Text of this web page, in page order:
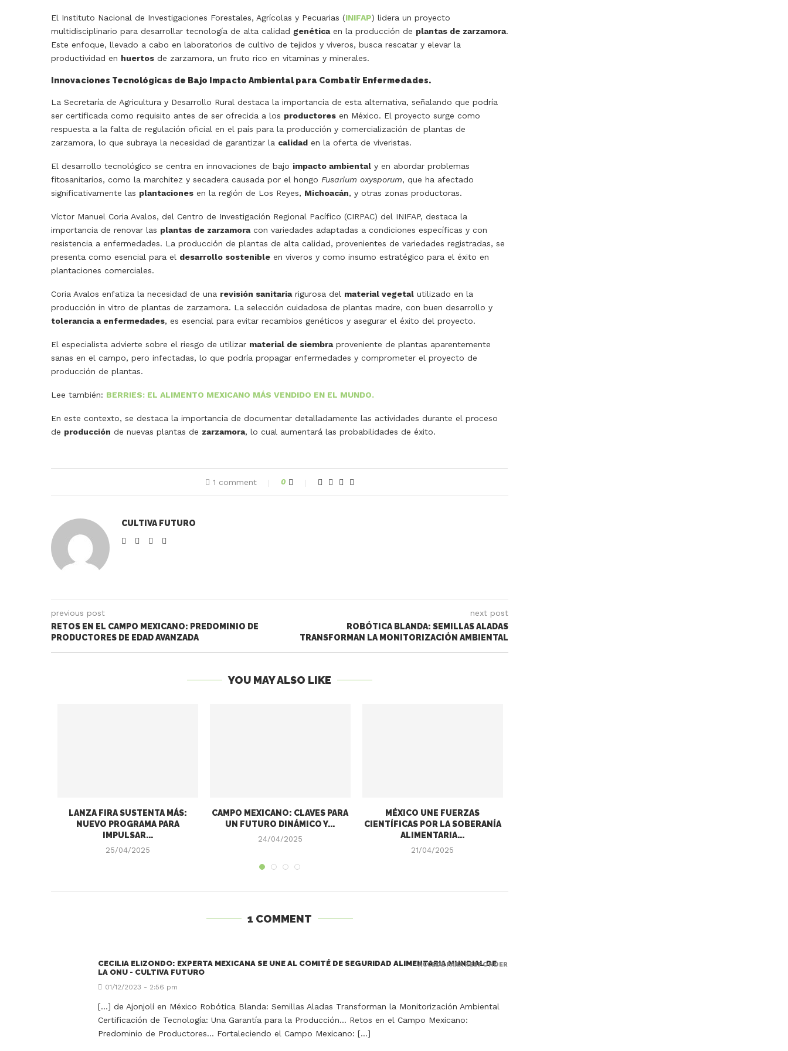
El Instituto Nacional de Investigaciones Forestales, Agrícolas y Pecuarias (INIFAP) lidera un proyecto
multidisciplinario para desarrollar tecnología de alta calidad genéticaen la producción de plantas de zarzamora.
Este enfoque, llevado a cabo en laboratorios de cultivo de tejidos y viveros, busca rescatar y elevar la
productividad en huertos de zarzamora, un fruto rico en vitaminas y minerales.
Innovaciones Tecnológicas de Bajo Impacto Ambiental para Combatir Enfermedades.
La Secretaría de Agricultura y Desarrollo Rural destaca la importancia de esta alternativa, señalando que podría
ser certificada como requisito antes de ser ofrecida a los productores en México. El proyecto surge como
respuesta a la falta de regulación oficial en el país para la producción y comercialización de plantas de
zarzamora, lo que subraya la necesidad de garantizar la calidad en la oferta de viveristas.
El desarrollo tecnológico se centra en innovaciones de bajo impacto ambiental y en abordar problemas
fitosanitarios, como la marchitez y secadera causada por el hongo Fusarium oxysporum, que ha afectado
significativamente las plantaciones en la región de Los Reyes, Michoacán, y otras zonas productoras.
Víctor Manuel Coria Avalos, del Centro de Investigación Regional Pacífico (CIRPAC) del INIFAP, destaca la
importancia de renovar las plantas de zarzamoracon variedades adaptadas a condiciones específicas y con
resistencia a enfermedades. La producción de plantas de alta calidad, provenientes de variedades registradas, se
presenta como esencial para el desarrollo sostenible en viveros y como insumo estratégico para el éxito en
plantaciones comerciales.
Coria Avalos enfatiza la necesidad de una revisión sanitariarigurosa del material vegetal utilizado en la
producción in vitro de plantas de zarzamora. La selección cuidadosa de plantas madre, con buen desarrollo y
tolerancia a enfermedades, es esencial para evitar recambios genéticos y asegurar el éxito del proyecto.
El especialista advierte sobre el riesgo de utilizar material de siembraproveniente de plantas aparentemente
sanas en el campo, pero infectadas, lo que podría propagar enfermedades y comprometer el proyecto de
producción de plantas.
Lee también: BERRIES: EL ALIMENTO MEXICANO MÁS VENDIDO EN EL MUNDO.
En este contexto, se destaca la importancia de documentar detalladamente las actividades durante el proceso
de producción de nuevas plantas de zarzamora, lo cual aumentará las probabilidades de éxito.
1 comment 0
CULTIVA FUTURO
previous post
RETOS EN EL CAMPO MEXICANO: PREDOMINIO DE
PRODUCTORES DE EDAD AVANZADA
next post
ROBÓTICA BLANDA: SEMILLAS ALADAS
TRANSFORMAN LA MONITORIZACIÓN AMBIENTAL
YOU MAY ALSO LIKE
LANZA FIRA SUSTENTA MÁS:
NUEVO PROGRAMA PARA
IMPULSAR...
25/04/2025
CAMPO MEXICANO: CLAVES PARA
UN FUTURO DINÁMICO Y...
24/04/2025
MÉXICO UNE FUERZAS
CIENTÍFICAS POR LA SOBERANÍA
ALIMENTARIA...
21/04/2025
1 COMMENT
CECILIA ELIZONDO: EXPERTA MEXICANA SE UNE AL COMITÉ DE SEGURIDAD ALIMENTARIA MUNDIAL DE
LA ONU - CULTIVA FUTURO
01/12/2023 - 2:56 pm
[…] de Ajonjolí en México Robótica Blanda: Semillas Aladas Transforman la Monitorización Ambiental
Certificación de Tecnología: Una Garantía para la Producción… Retos en el Campo Mexicano:
Predominio de Productores… Fortaleciendo el Campo Mexicano: […]
ACCEDE PARA RESPONDER